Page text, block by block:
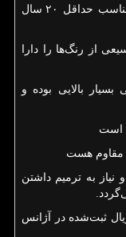
کفپوش بیمارستانی در صورت بهر برداری مناسب حداقل ۲۰ سال
از رنگ‌ها را دارا
بالایی بوده و
است
مقاوم هست
به ترمیم داشتن
ثبت‌شده در آژانس